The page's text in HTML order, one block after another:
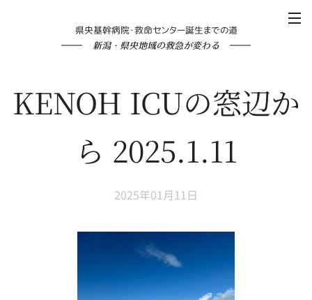
県央基幹病院・救命センター誕生までの道
新潟・県央地域の救急が変わる
KENOH ICUの窓辺か
ら 2025.1.11
2025年01月11日